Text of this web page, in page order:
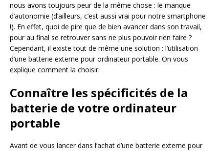
nous avons toujours peur de la même chose : le manque
d’autonomie (d’ailleurs, c’est aussi vrai pour notre smartphone
!). En effet, quoi de pire que de bien avancer dans son travail,
pour au final se retrouver sans ne plus pouvoir rien faire ?
Cependant, il existe tout de même une solution : l’utilisation
d’une batterie externe pour ordinateur portable. On vous
explique comment la choisir.
Connaître les spécificités de la
batterie de votre ordinateur
portable
Avant de vous lancer dans l’achat d’une batterie externe pour